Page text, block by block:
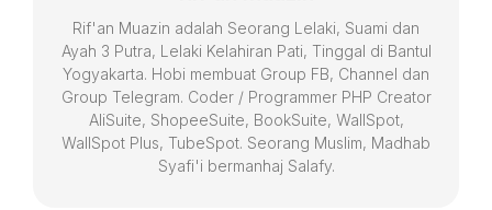
Rif'an Muazin adalah Seorang Lelaki, Suami dan
Ayah 3 Putra, Lelaki Kelahiran Pati, Tinggal di Bantul
Yogyakarta. Hobi membuat Group FB, Channel dan
Group Telegram. Coder / Programmer PHP Creator
AliSuite, ShopeeSuite, BookSuite, WallSpot,
WallSpot Plus, TubeSpot. Seorang Muslim, Madhab
Syafi'i bermanhaj Salafy.